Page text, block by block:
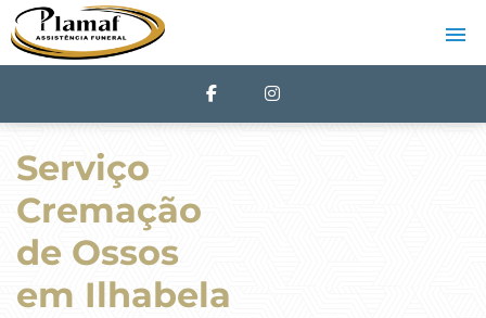
Serviço
Cremação
de Ossos
em Ilhabela